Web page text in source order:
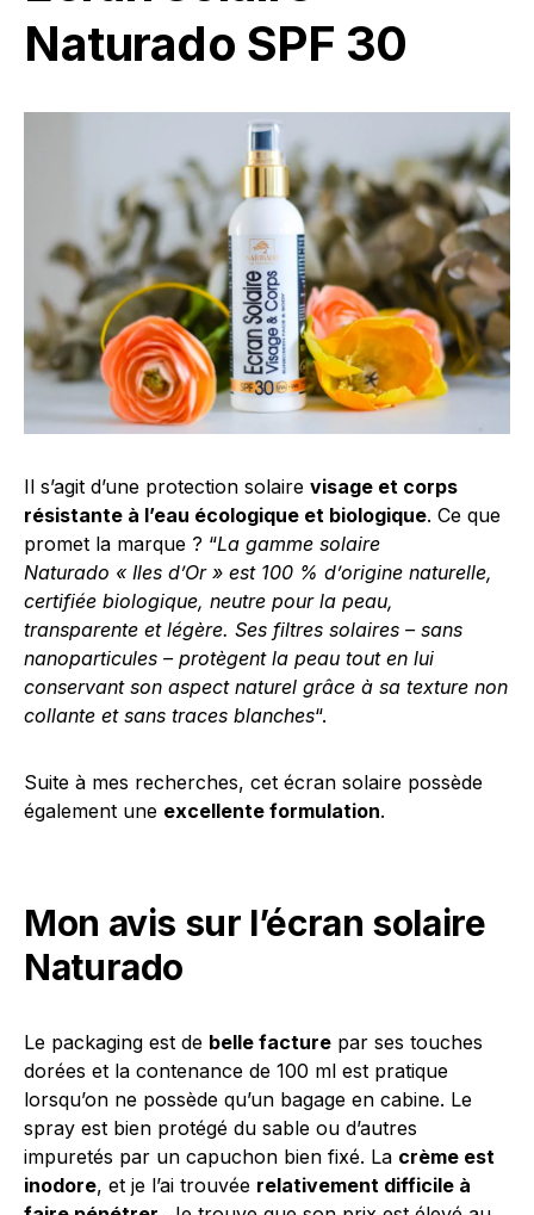
Naturado SPF 30
Il s’agit d’une protection solaire visage et corps
résistante à l’eau écologique et biologique. Ce que
promet la marque ? “La gamme solaire
Naturado « Iles d’Or » est 100 % d’origine naturelle,
certifiée biologique, neutre pour la peau,
transparente et légère. Ses filtres solaires – sans
nanoparticules – protègent la peau tout en lui
conservant son aspect naturel grâce à sa texture non
collante et sans traces blanches“.
Suite à mes recherches, cet écran solaire possède
également une excellente formulation.
Mon avis sur l’écran solaire
Naturado
Le packaging est de belle facture par ses touches
dorées et la contenance de 100 ml est pratique
lorsqu’on ne possède qu’un bagage en cabine. Le
spray est bien protégé du sable ou d’autres
impuretés par un capuchon bien fixé. La crème est
inodore, et je l’ai trouvée relativement difficile à